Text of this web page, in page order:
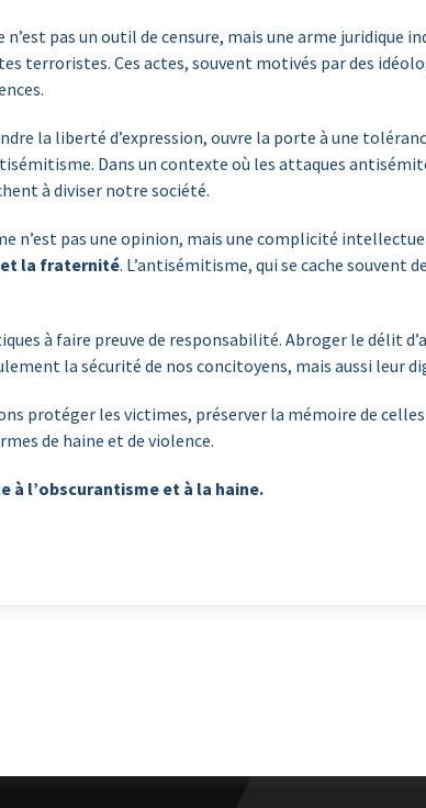
pas un outil de censure, mais une arme
terroristes. Ces actes, souvent motivés par des
la liberté d’expression, ouvre la porte à une
Dans un contexte où les attaques
à diviser notre société.
n’est pas une opinion, mais une complicité
la fraternité. L’antisémitisme, qui se cache souvent
à faire preuve de responsabilité. Abroger le délit
la sécurité de nos concitoyens, mais aussi leur
protéger les victimes, préserver la mémoire de
de haine et de violence.
à l’obscurantisme et à la haine.